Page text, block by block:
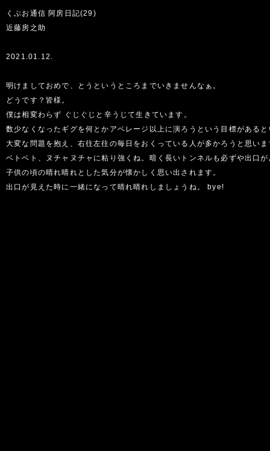
くぶお通信 阿房日記(29)
近藤房之助
2021.01.12.
明けましておめで、とうというところまでいきませんなぁ。
どうです？皆様。
僕は相変わらず ぐじぐじと辛うじて生きています。
数少なくなったギグを何とかアベレージ以上に演ろうという目標がある
大変な問題を抱え、右往左往の毎日をおくっている人が多かろうと思い
ベトベト、ヌチャヌチャに粘り強くね。暗く長いトンネルも必ずや出口
子供の頃の晴れ晴れとした気分が懐かしく思い出されます。
出口が見えた時に一緒になって晴れ晴れしましょうね。 bye!